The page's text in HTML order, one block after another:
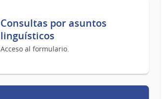
Consultas por asuntos
linguísticos
Acceso al formulario.